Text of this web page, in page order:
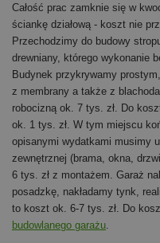
Całość prac zamknie się w
ściankę działową - koszt nie
Przechodzimy do budowy
drewniany, którego wykonanie
Budynek przykrywamy
z membrany a także z
robocizną ok. 7 tys. zł. Do
ok. 1 tys. zł. W tym miejscu
opisanymi wydatkami musimy
zewnętrznej (brama, okna,
6 tys. zł z montażem. Garaż
posadzkę, nakładamy tynk,
to koszt ok. 6-7 tys. zł. Do
budowlanego garażu